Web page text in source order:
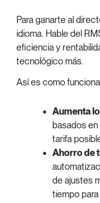
Para ganarte al
idioma. Hable del
eficiencia y
tecnológico más.
Así es como
Aumenta
basados
tarifa
Ahorro de
de ajustes
tiempo